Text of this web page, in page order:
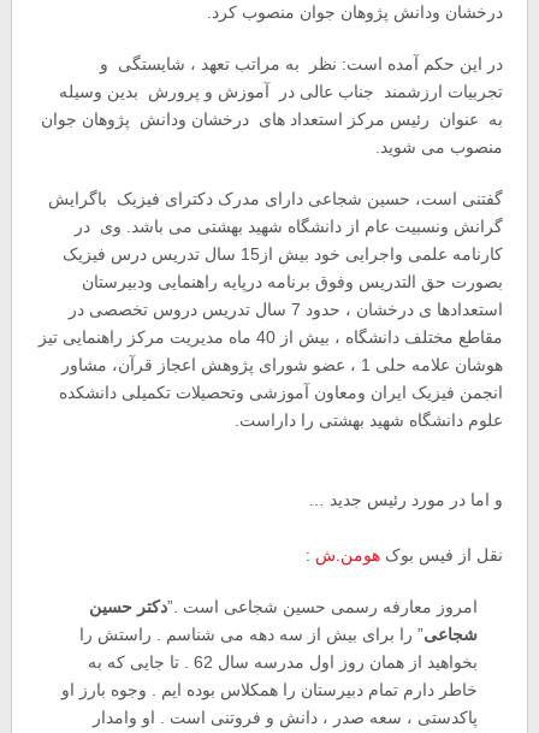
درخشان ودانش پژوهان جوان منصوب کرد.
در این حکم آمده است: نظر به مراتب تعهد ، شایستگی و
تجربیات ارزشمند جناب عالی در آموزش و پرورش بدین وسیله
به عنوان رئیس مرکز استعداد های درخشان ودانش پژوهان جوان
منصوب می شوید.
گفتنی است، حسین شجاعی دارای مدرک دکترای فیزیک باگرایش
گرانش ونسبیت عام از دانشگاه شهید بهشتی می باشد. وی در
کارنامه علمی واجرایی خود بیش از15 سال تدریس درس فیزیک
بصورت حق التدریس وفوق برنامه درپایه راهنمایی ودبیرستان
استعدادها ی درخشان ، حدود 7 سال تدریس دروس تخصصی در
مقاطع مختلف دانشگاه ، بیش از 40 ماه مدیریت مرکز راهنمایی تیز
هوشان علامه حلی 1 ، عضو شورای پژوهش اعجاز قرآن، مشاور
انجمن فیزیک ایران ومعاون آموزشی وتحصیلات تکمیلی دانشکده
علوم دانشگاه شهید بهشتی را داراست.
و اما در مورد رئیس جدید …
نقل از فیس بوک هومن.ش :
امروز معارفه رسمی حسین شجاعی است .”دکتر حسین
شجاعی” را برای بیش از سه دهه می شناسم . راستش را
بخواهید از همان روز اول مدرسه سال 62 . تا جایی که به
خاطر دارم تمام دبیرستان را همکلاس بوده ایم . وجوه بارز او
پاکدستی ، سعه صدر ، دانش و فروتنی است . او وامدار